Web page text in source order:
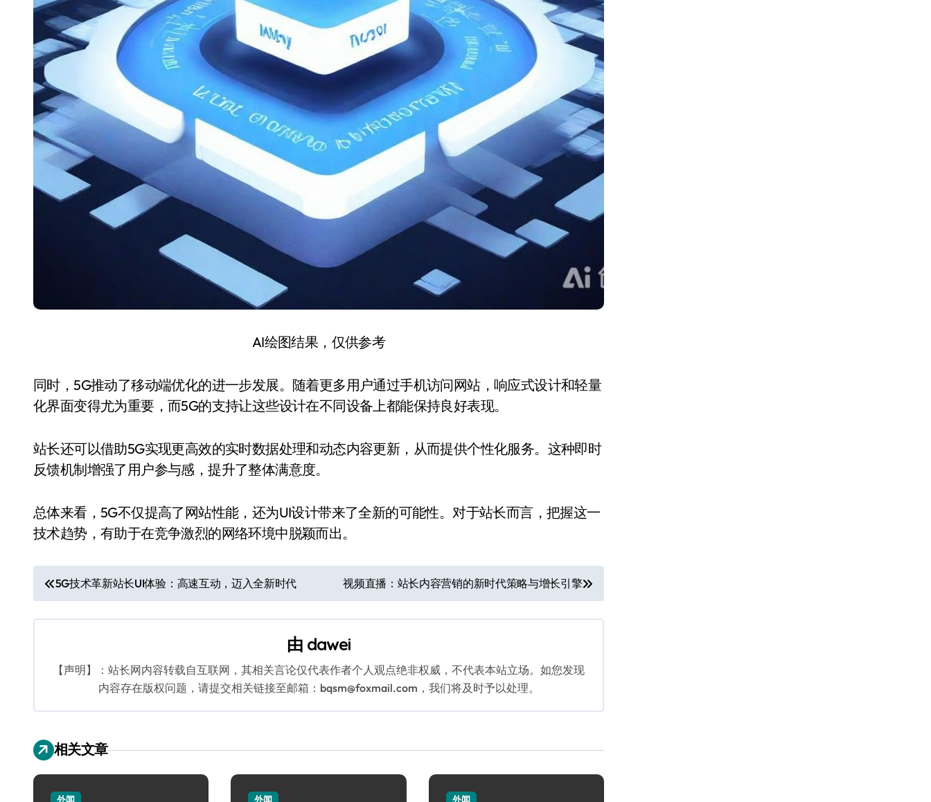
AI绘图结果，仅供参考
同时，5G推动了移动端优化的进一步发展。随着更多用户通过手机访问网站，响应式设计和轻量
化界面变得尤为重要，而5G的支持让这些设计在不同设备上都能保持良好表现。
站长还可以借助5G实现更高效的实时数据处理和动态内容更新，从而提供个性化服务。这种即时
反馈机制增强了用户参与感，提升了整体满意度。
总体来看，5G不仅提高了网站性能，还为UI设计带来了全新的可能性。对于站长而言，把握这一
技术趋势，有助于在竞争激烈的网络环境中脱颖而出。
文
章
5G技术革新站长UI体验：高速互动，迈入全新时代 视频直播：站长内容营销的新时代策略与增长引擎
由 dawei
【声明】：站长网内容转载自互联网，其相关言论仅代表作者个人观点绝非权威，不代表本站立场。如您发现
内容存在版权问题，请提交相关链接至邮箱：bqsm@foxmail.com，我们将及时予以处理。
相关文章
外闻 外闻 外闻